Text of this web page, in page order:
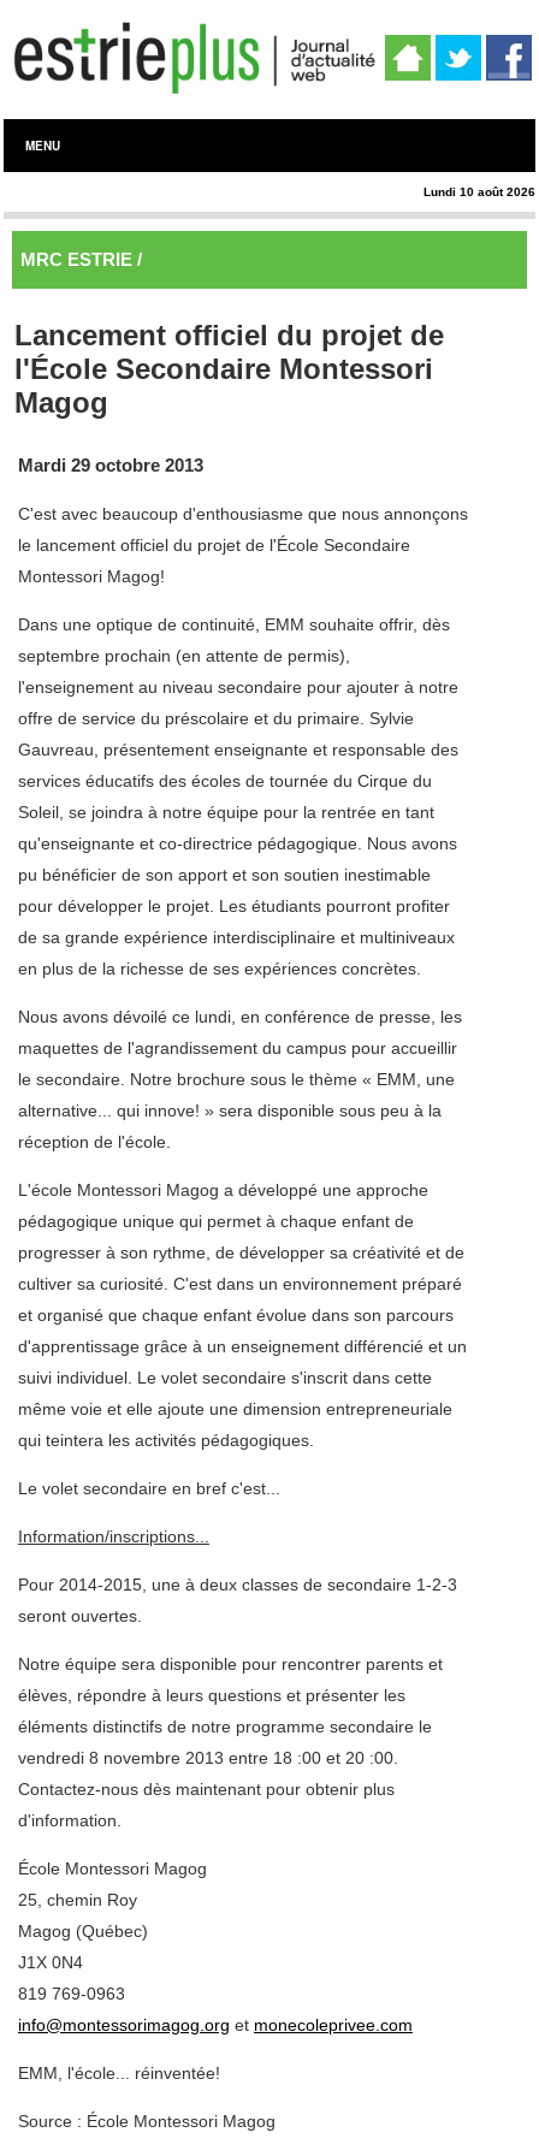
MENU
Lundi 10 août 2026
MRC ESTRIE /
Lancement officiel du projet de
l'École Secondaire Montessori
Magog
Mardi 29 octobre 2013
C'est avec beaucoup d'enthousiasme que nous annonçons
le lancement officiel du projet de l'École Secondaire
Montessori Magog!
Dans une optique de continuité, EMM souhaite offrir, dès
septembre prochain (en attente de permis),
l'enseignement au niveau secondaire pour ajouter à notre
offre de service du préscolaire et du primaire. Sylvie
Gauvreau, présentement enseignante et responsable des
services éducatifs des écoles de tournée du Cirque du
Soleil, se joindra à notre équipe pour la rentrée en tant
qu'enseignante et co-directrice pédagogique. Nous avons
pu bénéficier de son apport et son soutien inestimable
pour développer le projet. Les étudiants pourront profiter
de sa grande expérience interdisciplinaire et multiniveaux
en plus de la richesse de ses expériences concrètes.
Nous avons dévoilé ce lundi, en conférence de presse, les
maquettes de l'agrandissement du campus pour accueillir
le secondaire. Notre brochure sous le thème « EMM, une
alternative... qui innove! » sera disponible sous peu à la
réception de l'école.
L'école Montessori Magog a développé une approche
pédagogique unique qui permet à chaque enfant de
progresser à son rythme, de développer sa créativité et de
cultiver sa curiosité. C'est dans un environnement préparé
et organisé que chaque enfant évolue dans son parcours
d'apprentissage grâce à un enseignement différencié et un
suivi individuel. Le volet secondaire s'inscrit dans cette
même voie et elle ajoute une dimension entrepreneuriale
qui teintera les activités pédagogiques.
Le volet secondaire en bref c'est...
Information/inscriptions...
Pour 2014-2015, une à deux classes de secondaire 1-2-3
seront ouvertes.
Notre équipe sera disponible pour rencontrer parents et
élèves, répondre à leurs questions et présenter les
éléments distinctifs de notre programme secondaire le
vendredi 8 novembre 2013 entre 18 :00 et 20 :00.
Contactez-nous dès maintenant pour obtenir plus
d'information.
École Montessori Magog
25, chemin Roy
Magog (Québec)
J1X 0N4
819 769-0963
info@montessorimagog.org et monecoleprivee.com
EMM, l'école... réinventée!
Source : École Montessori Magog